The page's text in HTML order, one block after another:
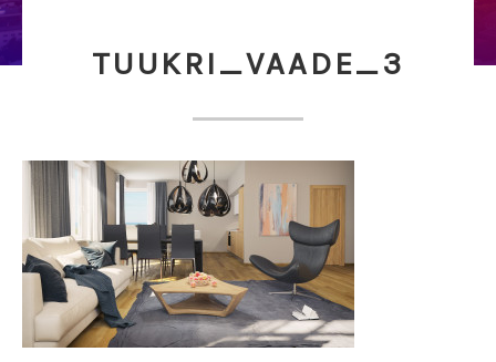
TUUKRI_VAADE_3